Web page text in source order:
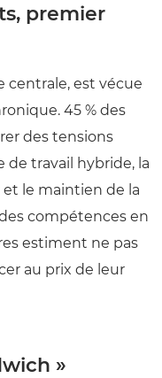
premier
centrale, est vécue
45 % des
des tensions
travail hybride, la
le maintien de la
compétences en
estiment ne pas
au prix de leur
»